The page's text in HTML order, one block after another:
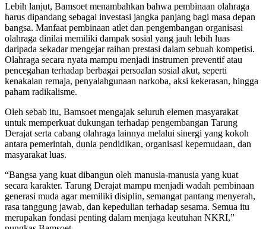
Lebih lanjut, Bamsoet menambahkan bahwa pembinaan olahraga
harus dipandang sebagai investasi jangka panjang bagi masa depan
bangsa. Manfaat pembinaan atlet dan pengembangan organisasi
olahraga dinilai memiliki dampak sosial yang jauh lebih luas
daripada sekadar mengejar raihan prestasi dalam sebuah kompetisi.
Olahraga secara nyata mampu menjadi instrumen preventif atau
pencegahan terhadap berbagai persoalan sosial akut, seperti
kenakalan remaja, penyalahgunaan narkoba, aksi kekerasan, hingga
paham radikalisme.
Oleh sebab itu, Bamsoet mengajak seluruh elemen masyarakat
untuk memperkuat dukungan terhadap pengembangan Tarung
Derajat serta cabang olahraga lainnya melalui sinergi yang kokoh
antara pemerintah, dunia pendidikan, organisasi kepemudaan, dan
masyarakat luas.
“Bangsa yang kuat dibangun oleh manusia-manusia yang kuat
secara karakter. Tarung Derajat mampu menjadi wadah pembinaan
generasi muda agar memiliki disiplin, semangat pantang menyerah,
rasa tanggung jawab, dan kepedulian terhadap sesama. Semua itu
merupakan fondasi penting dalam menjaga keutuhan NKRI,”